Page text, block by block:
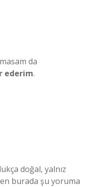
da
ederim.
doğal, yalnız
burada şu yoruma